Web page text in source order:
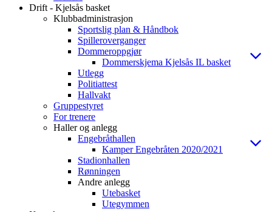
Drift - Kjelsås basket
Klubbadministrasjon
Sportslig plan & Håndbok
Spilleroverganger
Dommeroppgjør
Dommerskjema Kjelsås IL basket
Utlegg
Politiattest
Hallvakt
Gruppestyret
For trenere
Haller og anlegg
Engebråthallen
Kamper Engebråten 2020/2021
Stadionhallen
Rønningen
Andre anlegg
Utebasket
Utegymmen